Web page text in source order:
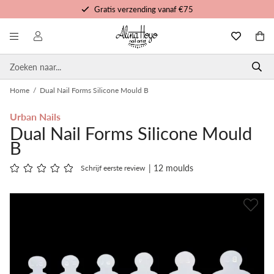
Gratis verzending vanaf €75
Gratis trainingen en tutorials
Voor 16u besteld, morgen in huis
Home / Dual Nail Forms Silicone Mould B
Urban Nails
Dual Nail Forms Silicone Mould
B
Schrijf eerste review | 12 moulds